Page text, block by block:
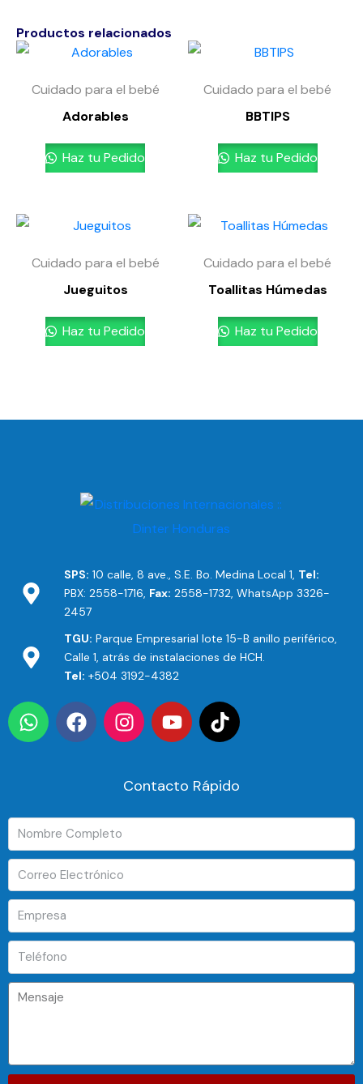
Productos relacionados
Cuidado para el bebé
Adorables
Haz tu Pedido
Cuidado para el bebé
BBTIPS
Haz tu Pedido
Cuidado para el bebé
Jueguitos
Haz tu Pedido
Cuidado para el bebé
Toallitas Húmedas
Haz tu Pedido
SPS: 10 calle, 8 ave., S.E. Bo. Medina Local 1, Tel:
PBX: 2558-1716, Fax: 2558-1732, WhatsApp 3326-
2457
TGU: Parque Empresarial lote 15-B anillo periférico,
Calle 1, atrás de instalaciones de HCH.
Tel: +504 3192-4382
Contacto Rápido